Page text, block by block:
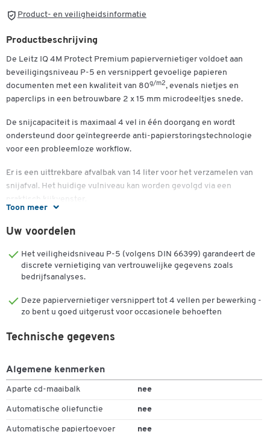
Product- en veiligheidsinformatie
Toon meer
Productbeschrijving
De Leitz IQ 4M Protect Premium papiervernietiger voldoet aan
beveiligingsniveau P-5 en versnippert gevoelige papieren
documenten met een kwaliteit van 80g/m2, evenals nietjes en
paperclips in een betrouwbare 2 x 15 mm microdeeltjes snede.
De snijcapaciteit is maximaal 4 vel in één doorgang en wordt
ondersteund door geïntegreerde anti-papierstoringstechnologie
voor een probleemloze workflow.
Er is een uittrekbare afvalbak van 14 liter voor het verzamelen van
snijafval. Het huidige vulniveau kan worden gevolgd via een
is de IQ 4M Protect Premium ontworpen voor een continue werktijd
van 10 minuten. Een knipperend LED-display informeert je als hij in
de tussentijd kort moet afkoelen.
bediend via het aanraakbedieningspaneel.
papiervernietiger van Leitz zijn B 204 x D 351 x H 355 mm met een
Kenmerken & functies:
Professionele papiervernietiger met microdeeltjes
Uw voordelen
Het veiligheidsniveau P-5 (volgens DIN 66399) garandeert de
discrete vernietiging van vertrouwelijke gegevens zoals
bedrijfsanalyses.
Deze papiervernietiger versnippert tot 4 vellen per bewerking -
zo bent u goed uitgerust voor occasionele behoeften
Technische gegevens
Algemene kenmerken
Aparte cd-maaibalk nee
Automatische oliefunctie nee
Automatische papiertoevoer nee